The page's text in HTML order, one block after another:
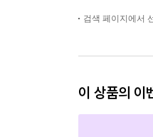
검색 페이지에서
이 상품의 이